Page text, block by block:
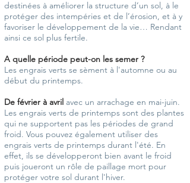
destinées à améliorer la structure d’un sol, à le
protéger des intempéries et de l’érosion, et à y
favoriser le développement de la vie… Rendant
ainsi ce sol plus fertile.
A quelle période peut-on les semer ?
Les engrais verts se sèment à l'automne ou au
début du printemps.
De février à avril avec un arrachage en mai-juin.
Les engrais verts de printemps sont des plantes
qui ne supportent pas les périodes de grand
froid. Vous pouvez également utiliser des
engrais verts de printemps durant l'été. En
effet, ils se développeront bien avant le froid
puis joueront un rôle de paillage mort pour
protéger votre sol durant l'hiver.